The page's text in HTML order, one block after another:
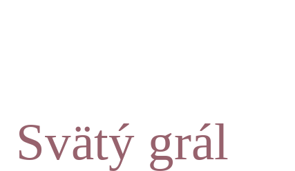
Svätý grál